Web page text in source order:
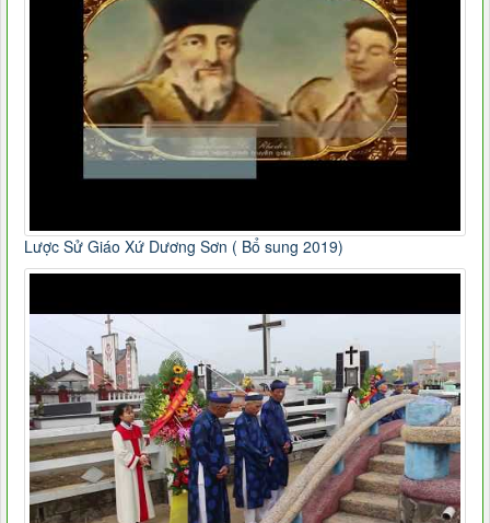
Lược Sử Giáo Xứ Dương Sơn ( Bổ sung 2019)